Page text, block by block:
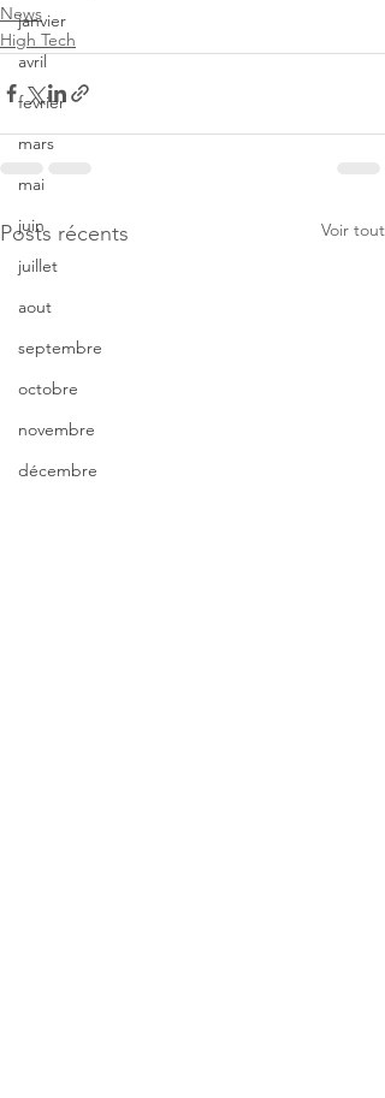
janvier
avril
fevrier
mars
mai
juin
juillet
aout
septembre
octobre
novembre
décembre
News
High Tech
Posts récents Voir tout